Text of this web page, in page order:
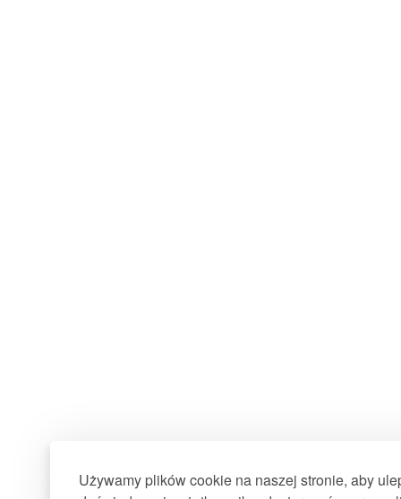
Używamy plików cookie na naszej stronie, aby